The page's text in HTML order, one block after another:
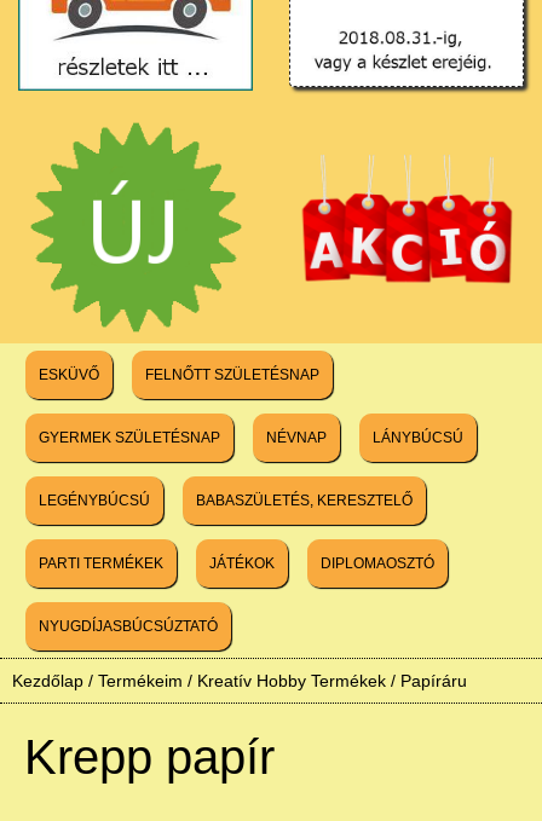
ESKÜVŐ FELNŐTT SZÜLETÉSNAP
GYERMEK SZÜLETÉSNAP NÉVNAP LÁNYBÚCSÚ
LEGÉNYBÚCSÚ BABASZÜLETÉS, KERESZTELŐ
PARTI TERMÉKEK JÁTÉKOK DIPLOMAOSZTÓ
NYUGDÍJASBÚCSÚZTATÓ
Kezdőlap / Termékeim / Kreatív Hobby Termékek / Papíráru
Krepp papír